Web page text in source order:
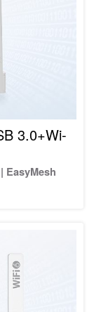
3.0+Wi-
EasyMesh